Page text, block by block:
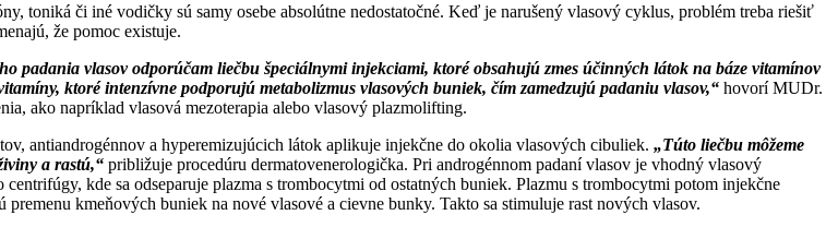
toniká či iné vodičky sú samy osebe absolútne nedostatočné. Keď je narušený vlasový cyklus, problém treba riešiť
že pomoc existuje.
padania vlasov odporúčam liečbu špeciálnymi injekciami, ktoré obsahujú zmes účinných látok na báze vitamínov
ktoré intenzívne podporujú metabolizmus vlasových buniek, čím zamedzujú padaniu vlasov,“ hovorí MUDr.
ako napríklad vlasová mezoterapia alebo vlasový plazmolifting.
antiandrogénnov a hyperemizujúcich látok aplikuje injekčne do okolia vlasových cibuliek. „Túto liečbu môžeme
a rastú,“ približuje procedúru dermatovenerologička. Pri androgénnom padaní vlasov je vhodný vlasový
kde sa odseparuje plazma s trombocytmi od ostatných buniek. Plazmu s trombocytmi potom injekčne
kmeňových buniek na nové vlasové a cievne bunky. Takto sa stimuluje rast nových vlasov.